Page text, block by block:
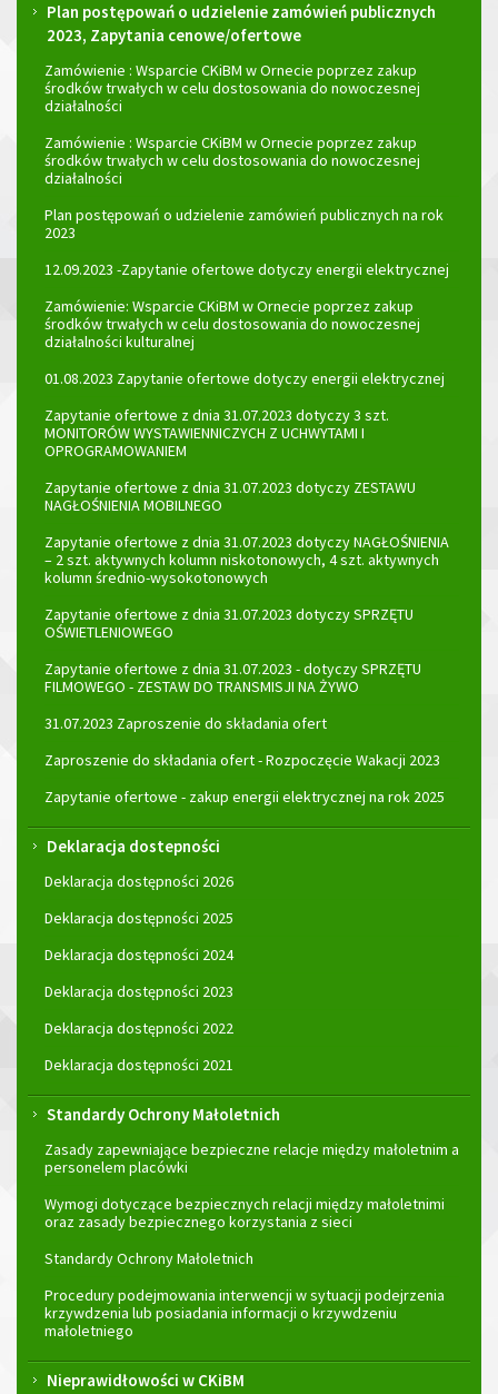
Plan postępowań o udzielenie zamówień publicznych
2023, Zapytania cenowe/ofertowe
Zamówienie : Wsparcie CKiBM w Ornecie poprzez zakup
środków trwałych w celu dostosowania do nowoczesnej
działalności
Zamówienie : Wsparcie CKiBM w Ornecie poprzez zakup
środków trwałych w celu dostosowania do nowoczesnej
działalności
Plan postępowań o udzielenie zamówień publicznych na rok
2023
12.09.2023 -Zapytanie ofertowe dotyczy energii elektrycznej
Zamówienie: Wsparcie CKiBM w Ornecie poprzez zakup
środków trwałych w celu dostosowania do nowoczesnej
działalności kulturalnej
01.08.2023 Zapytanie ofertowe dotyczy energii elektrycznej
Zapytanie ofertowe z dnia 31.07.2023 dotyczy 3 szt.
MONITORÓW WYSTAWIENNICZYCH Z UCHWYTAMI I
OPROGRAMOWANIEM
Zapytanie ofertowe z dnia 31.07.2023 dotyczy ZESTAWU
NAGŁOŚNIENIA MOBILNEGO
Zapytanie ofertowe z dnia 31.07.2023 dotyczy NAGŁOŚNIENIA
– 2 szt. aktywnych kolumn niskotonowych, 4 szt. aktywnych
kolumn średnio-wysokotonowych
Zapytanie ofertowe z dnia 31.07.2023 dotyczy SPRZĘTU
OŚWIETLENIOWEGO
Zapytanie ofertowe z dnia 31.07.2023 - dotyczy SPRZĘTU
FILMOWEGO - ZESTAW DO TRANSMISJI NA ŻYWO
31.07.2023 Zaproszenie do składania ofert
Zaproszenie do składania ofert - Rozpoczęcie Wakacji 2023
Zapytanie ofertowe - zakup energii elektrycznej na rok 2025
Deklaracja dostepności
Deklaracja dostępności 2026
Deklaracja dostępności 2025
Deklaracja dostępności 2024
Deklaracja dostępności 2023
Deklaracja dostępności 2022
Deklaracja dostępności 2021
Standardy Ochrony Małoletnich
Zasady zapewniające bezpieczne relacje między małoletnim a
personelem placówki
Wymogi dotyczące bezpiecznych relacji między małoletnimi
oraz zasady bezpiecznego korzystania z sieci
Standardy Ochrony Małoletnich
Procedury podejmowania interwencji w sytuacji podejrzenia
krzywdzenia lub posiadania informacji o krzywdzeniu
małoletniego
Nieprawidłowości w CKiBM